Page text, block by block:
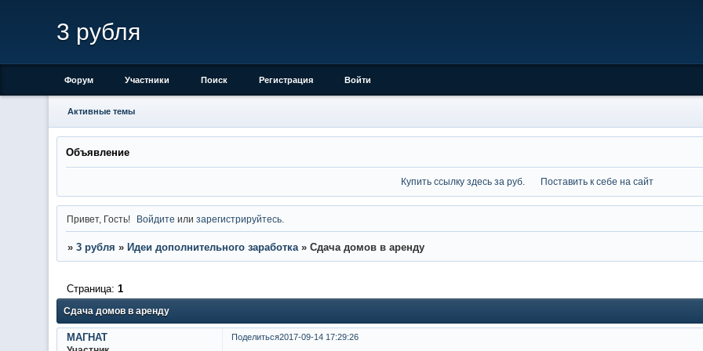
3 рубля
Форум Участники Поиск Регистрация Войти
Активные темы
Объявление
Купить ссылку здесь за руб. Поставить к себе на сайт
Привет, Гость! Войдите илизарегистрируйтесь
» 3 рубля » Идеи дополнительного заработка » Сдача домов в аренду
Сдача домов в аренду
Страница: 1
Поделиться2017-09-14 17:29:26
МАГНАТ